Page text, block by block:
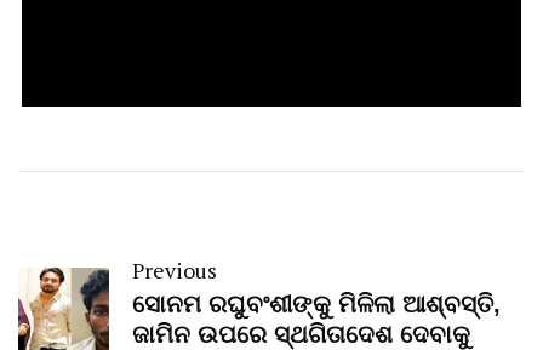
Previous
ସୋନମ ରଘୁବଂଶୀଙ୍କୁ ମିଳିଲା ଆଶ୍ବସ୍ତି,
ଜାମିନ ଉପରେ ସ୍ଥଗିତାଦେଶ ଦେବାକୁ